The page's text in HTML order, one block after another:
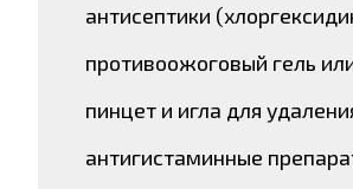
антисептики
противоожоговый гель
пинцет и игла для
антигистаминные